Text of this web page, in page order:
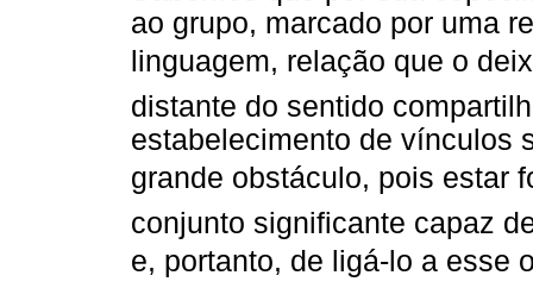
ao grupo, marcado por uma
linguagem, relação que o
distante do sentido
estabelecimento de vínculos
grande obstáculo, pois estar
conjunto significante capaz
e, portanto, de ligá-lo a esse